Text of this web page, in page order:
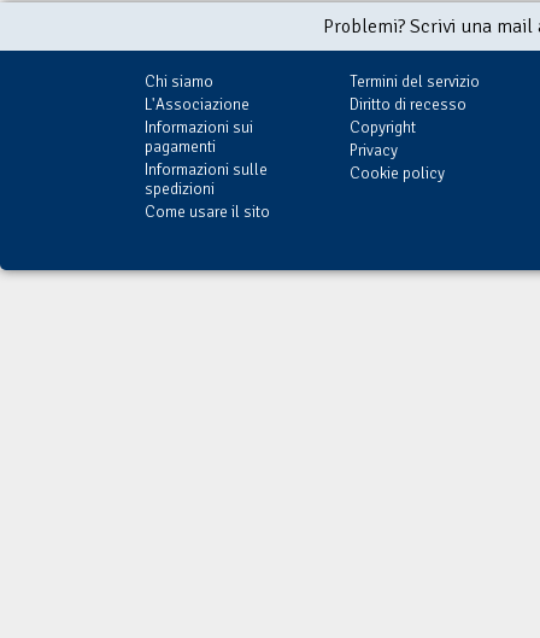
Problemi? Scrivi una
Chi siamo
L'Associazione
Informazioni sui
pagamenti
Informazioni sulle
spedizioni
Come usare il sito
Termini del servizio
Diritto di recesso
Copyright
Privacy
Cookie policy